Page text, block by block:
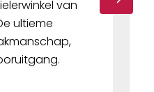
van
ultieme